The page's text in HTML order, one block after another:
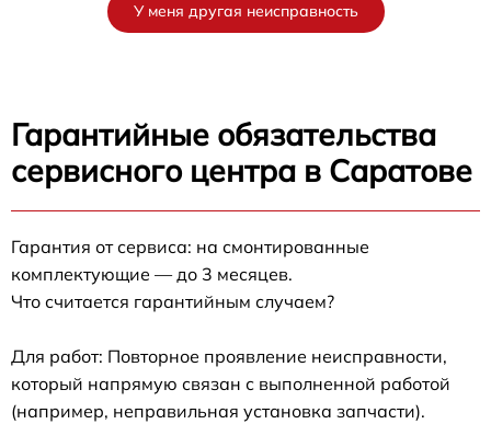
У меня другая неисправность
Гарантийные обязательства
сервисного центра в Саратове
Гарантия от сервиса: на смонтированные
комплектующие — до 3 месяцев.
Что считается гарантийным случаем?
Для работ: Повторное проявление неисправности,
который напрямую связан с выполненной работой
(например, неправильная установка запчасти).